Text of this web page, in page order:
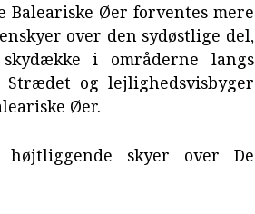
Baleariske Øer forventes mere
over den sydøstlige del,
i områderne langs
og lejlighedsvisbyger
Øer.
skyer over De